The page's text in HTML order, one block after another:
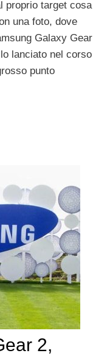
proprio target cosa
una foto, dove
Galaxy Gear
lanciato nel corso
punto
2,